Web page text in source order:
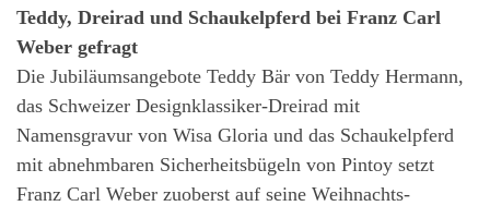
Teddy, Dreirad und Schaukelpferd bei Franz Carl
Weber gefragt
Die Jubiläumsangebote Teddy Bär von Teddy Hermann,
das Schweizer Designklassiker-Dreirad mit
Namensgravur von Wisa Gloria und das Schaukelpferd
mit abnehmbaren Sicherheitsbügeln von Pintoy setzt
Franz Carl Weber zuoberst auf seine Weihnachts-